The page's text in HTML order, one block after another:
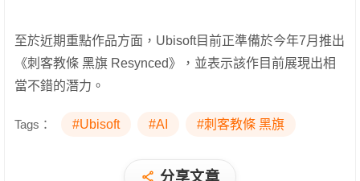
至於近期重點作品方面，Ubisoft目前正準備於今年7月推出
《刺客教條 黑旗 Resynced》，並表示該作目前展現出相
當不錯的潛力。
Tags： #Ubisoft #AI #刺客教條 黑旗
分享文章